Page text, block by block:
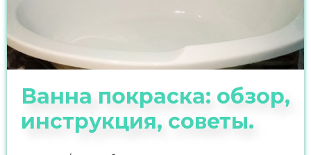
Ванна покраска: обзор,
инструкция, советы.